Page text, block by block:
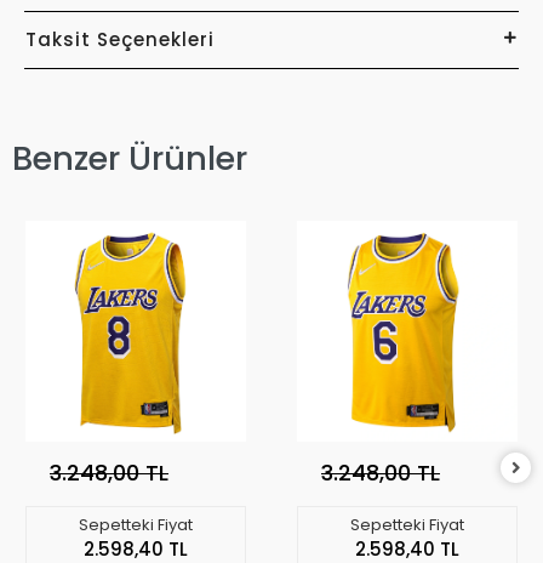
Taksit Seçenekleri
Benzer Ürünler
3.248,00 TL
Sepetteki Fiyat
2.598,40 TL
3.248,00 TL
Sepetteki Fiyat
2.598,40 TL